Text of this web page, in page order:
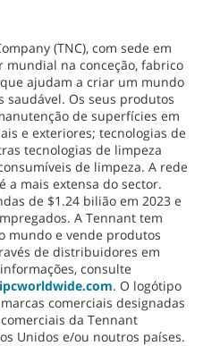
(TNC), com sede em
mundial na conceção, fabrico
ajudam a criar um mundo
saudável. Os seus produtos
de superfícies em
e exteriores; tecnologias de
tecnologias de limpeza
de limpeza. A rede
a mais extensa do sector.
de $1.24 bilião em 2023 e
A Tennant tem
mundo e vende produtos
de distribuidores em
consulte
. O logótipo
comerciais designadas
da Tennant
Unidos e/ou noutros países.